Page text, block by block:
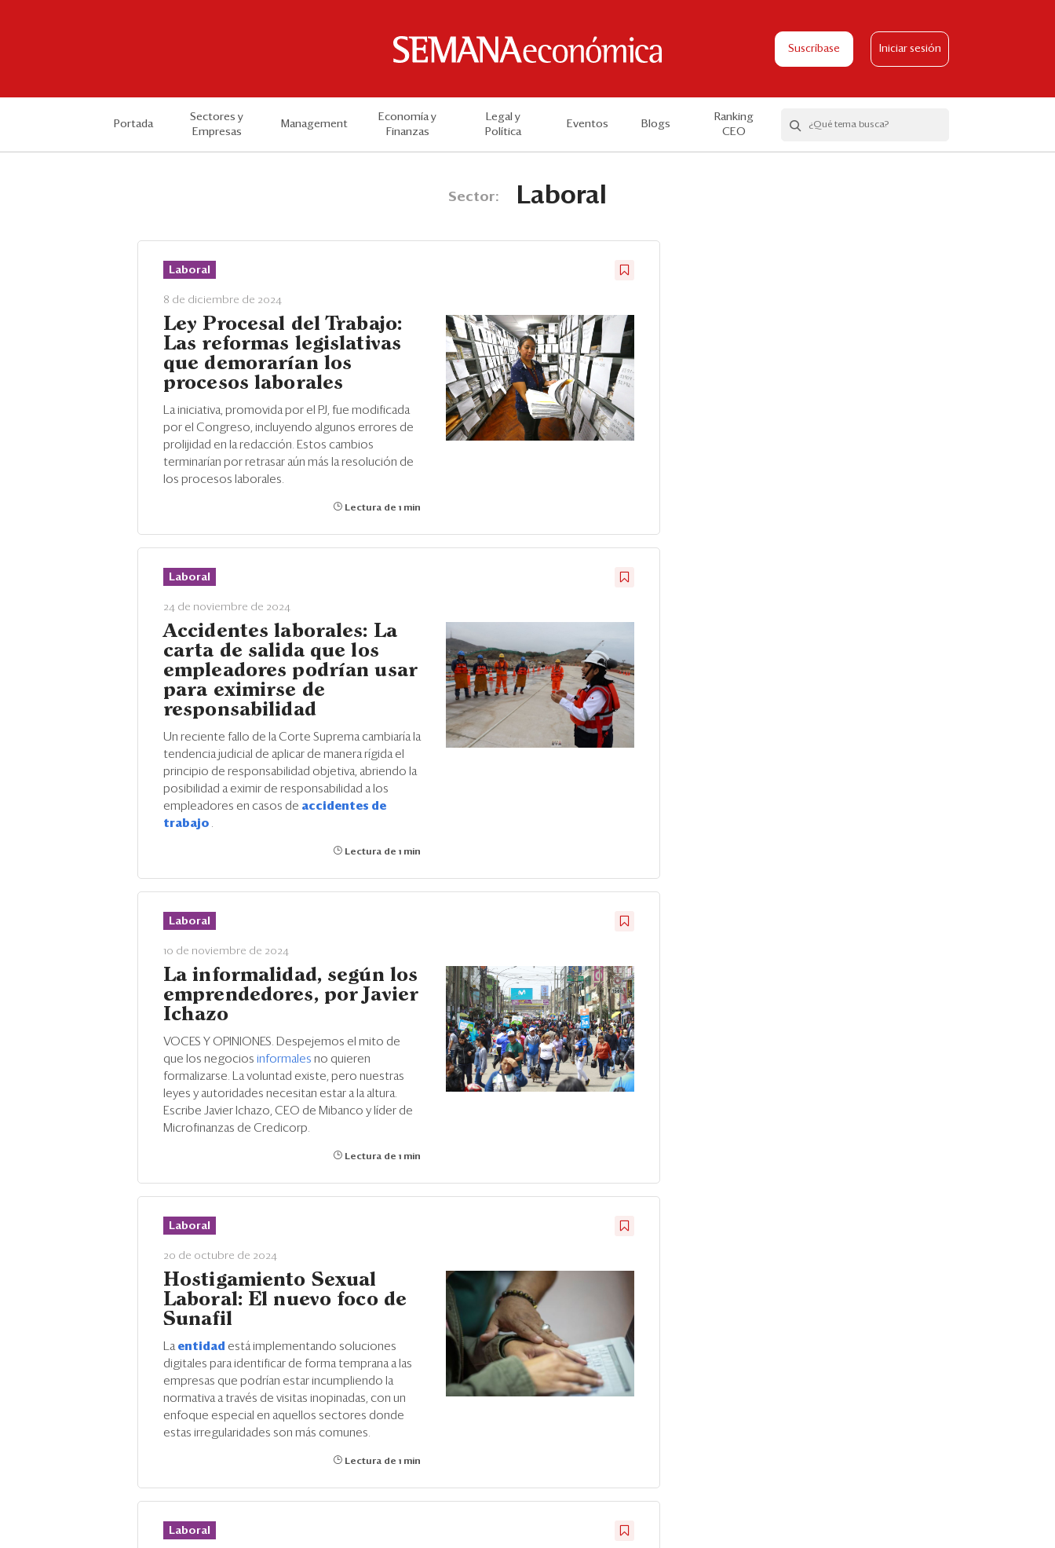
Suscríbase Iniciar sesión
Portada
Sectores y
Empresas
Management
Economía y
Finanzas
Legal y
Política
Eventos Blogs
Ranking
CEO
Sector: Laboral
Laboral
8 de diciembre de 2024
Ley Procesal del Trabajo:
Las reformas legislativas
que demorarían los
procesos laborales
La iniciativa, promovida por el PJ, fue modificada
por el Congreso, incluyendo algunos errores de
prolijidad en la redacción. Estos cambios
terminarían por retrasar aún más la resolución de
los procesos laborales.
Lectura de 1 min
Laboral
24 de noviembre de 2024
Accidentes laborales: La
carta de salida que los
empleadores podrían usar
para eximirse de
responsabilidad
Un reciente fallo de la Corte Suprema cambiaría la
tendencia judicial de aplicar de manera rígida el
principio de responsabilidad objetiva, abriendo la
posibilidad a eximir de responsabilidad a los
empleadores en casos de accidentes de
trabajo .
Lectura de 1 min
Laboral
10 de noviembre de 2024
La informalidad, según los
emprendedores, por Javier
Ichazo
VOCES Y OPINIONES. Despejemos el mito de
que los negocios informales no quieren
formalizarse. La voluntad existe, pero nuestras
leyes y autoridades necesitan estar a la altura.
Escribe Javier Ichazo, CEO de Mibanco y líder de
Microfinanzas de Credicorp.
Lectura de 1 min
Laboral
20 de octubre de 2024
Hostigamiento Sexual
Laboral: El nuevo foco de
Sunafil
La entidad está implementando soluciones
digitales para identificar de forma temprana a las
empresas que podrían estar incumpliendo la
normativa a través de visitas inopinadas, con un
enfoque especial en aquellos sectores donde
estas irregularidades son más comunes.
Lectura de 1 min
Laboral